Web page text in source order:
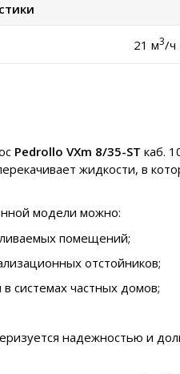
21 м3/ч
Pedrollo VXm 8/35-ST каб.
жидкости, в
модели можно:
помещений;
отстойников;
системах частных домов;
надежностью и